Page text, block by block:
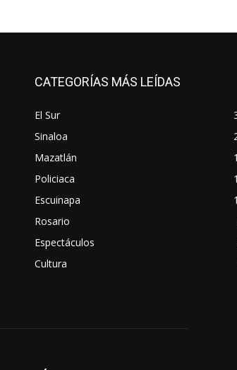
CATEGORÍAS MÁS LEÍDAS
El Sur
Sinaloa
Mazatlán
Policiaca
Escuinapa
Rosario
Espectáculos
Cultura